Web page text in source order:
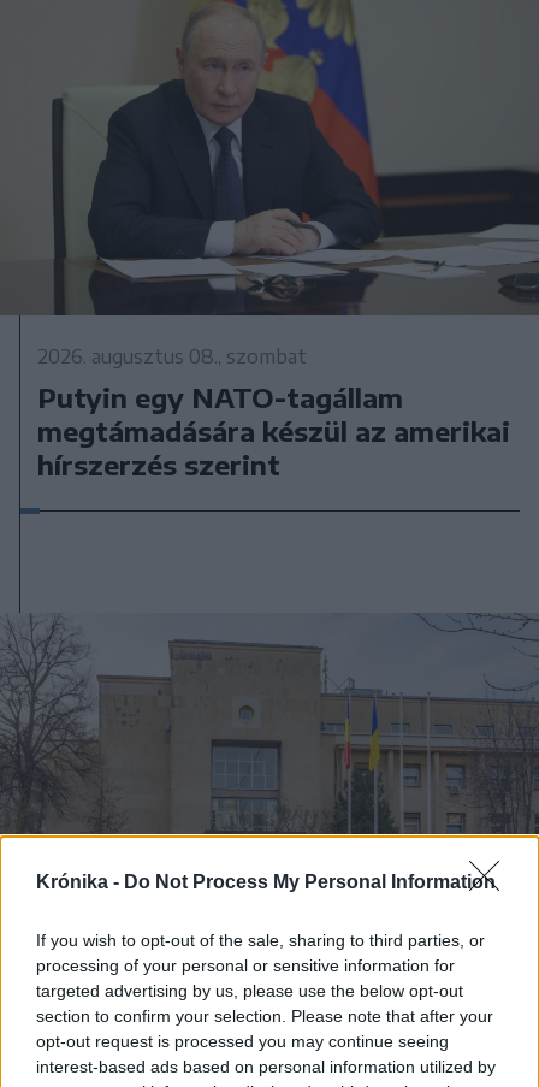
Krónika - Do Not Process My Personal Information
If you wish to opt-out of the sale, sharing to third parties, or
processing of your personal or sensitive information for
targeted advertising by us, please use the below opt-out
section to confirm your selection. Please note that after your
opt-out request is processed you may continue seeing
interest-based ads based on personal information utilized by
2026. augusztus 08., szombat
Putyin egy NATO-tagállam
megtámadására készül az amerikai
hírszerzés szerint
2026. augusztus 07., péntek
Külügy: az oroszoknak való